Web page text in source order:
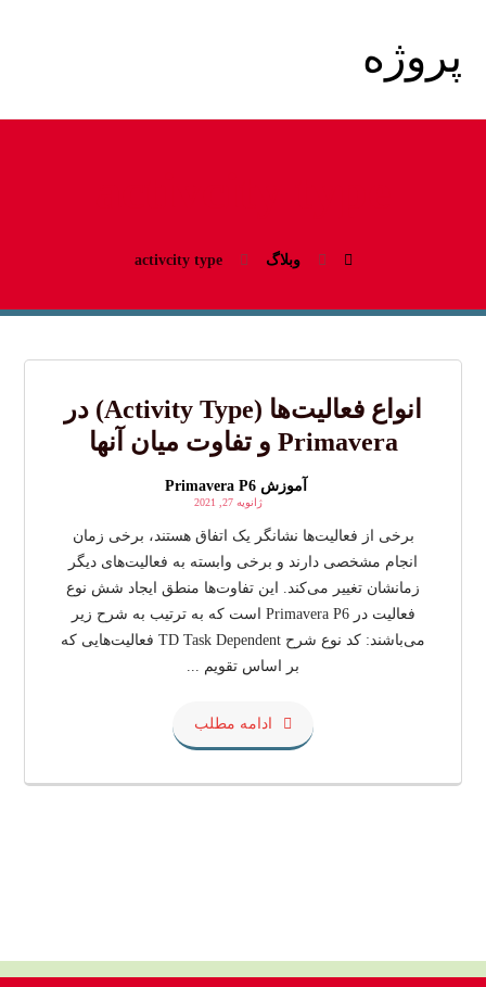
وبلاگ activcity type
انواع فعالیت‌ها (Activity Type) در
Primavera و تفاوت میان آنها
آموزش Primavera P6
ژانویه 27, 2021
برخی از فعالیت‌ها نشانگر یک اتفاق هستند، برخی زمان
انجام مشخصی دارند و برخی وابسته به فعالیت‌های دیگر
زمانشان تغییر می‌کند. این تفاوت‌ها منطق ایجاد شش نوع
فعالیت در Primavera P6 است که به ترتیب به شرح زیر
می‌باشند: کد نوع شرح TD Task Dependent فعالیت‌هایی که
بر اساس تقویم ...
ادامه مطلب